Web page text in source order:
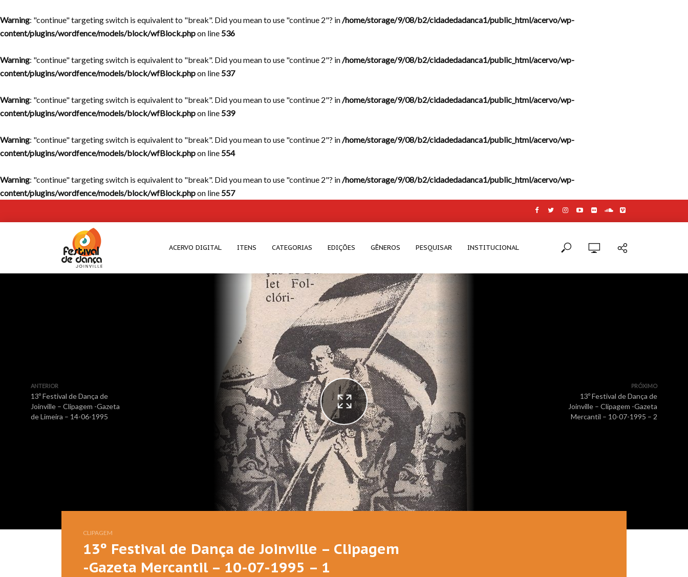
Warning: "continue" targeting switch is equivalent to "break". Did you mean to use "continue 2"? in/home/storage/9/08/b2/cidadedadanca1/public_html/acervo/wp-
content/plugins/wordfence/models/block/wfBlock.phpon line536
Warning: "continue" targeting switch is equivalent to "break". Did you mean to use "continue 2"? in/home/storage/9/08/b2/cidadedadanca1/public_html/acervo/wp-
content/plugins/wordfence/models/block/wfBlock.phpon line537
Warning: "continue" targeting switch is equivalent to "break". Did you mean to use "continue 2"? in/home/storage/9/08/b2/cidadedadanca1/public_html/acervo/wp-
content/plugins/wordfence/models/block/wfBlock.phpon line539
Warning: "continue" targeting switch is equivalent to "break". Did you mean to use "continue 2"? in/home/storage/9/08/b2/cidadedadanca1/public_html/acervo/wp-
content/plugins/wordfence/models/block/wfBlock.phpon line554
Warning: "continue" targeting switch is equivalent to "break". Did you mean to use "continue 2"? in/home/storage/9/08/b2/cidadedadanca1/public_html/acervo/wp-
content/plugins/wordfence/models/block/wfBlock.phpon line557
ACERVO DIGITAL ITENS CATEGORIAS EDIÇÕES GÊNEROS PESQUISAR INSTITUCIONAL
ANTERIOR
13º Festival de Dança de
Joinville – Clipagem -Gazeta
de Limeira – 14-06-1995
PRÓXIMO
13º Festival de Dança de
Joinville – Clipagem -Gazeta
Mercantil – 10-07-1995 – 2
CLIPAGEM
13º Festival de Dança de Joinville – Clipagem
-Gazeta Mercantil – 10-07-1995 – 1